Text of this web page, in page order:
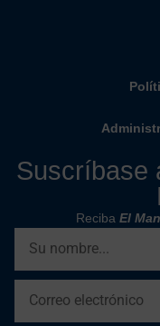
Suscríbase
Reciba El